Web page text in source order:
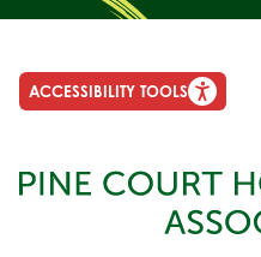
ACCESSIBILITY TOOLS